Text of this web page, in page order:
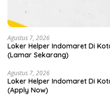
Agustus 7, 2026
Loker Helper Indomaret Di
(Lamar Sekarang)
Agustus 7, 2026
Loker Helper Indomaret Di
(Apply Now)